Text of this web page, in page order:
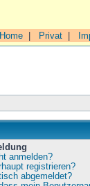
Home Privat
anmelden?
registrieren?
abgemeldet?